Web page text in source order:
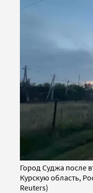
Город Суджа после
Курскую область,
Reuters)